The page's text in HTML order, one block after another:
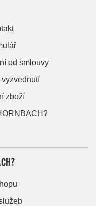
od smlouvy
vyzvednutí
zboží